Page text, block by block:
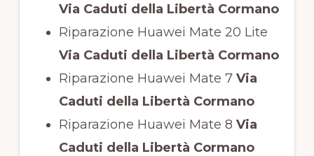
Via Caduti della Libertà Cormano
Riparazione Huawei Mate 20 Lite
Via Caduti della Libertà Cormano
Riparazione Huawei Mate 7Via
Caduti della Libertà Cormano
Riparazione Huawei Mate 8 Via
Caduti della Libertà Cormano